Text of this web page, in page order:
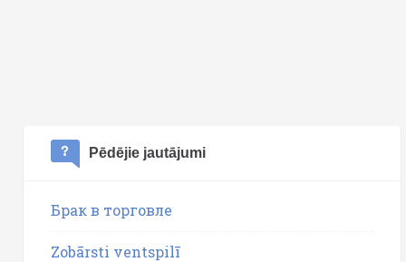
Pēdējie jautājumi
Брак в торговле
Zobārsti ventspilī